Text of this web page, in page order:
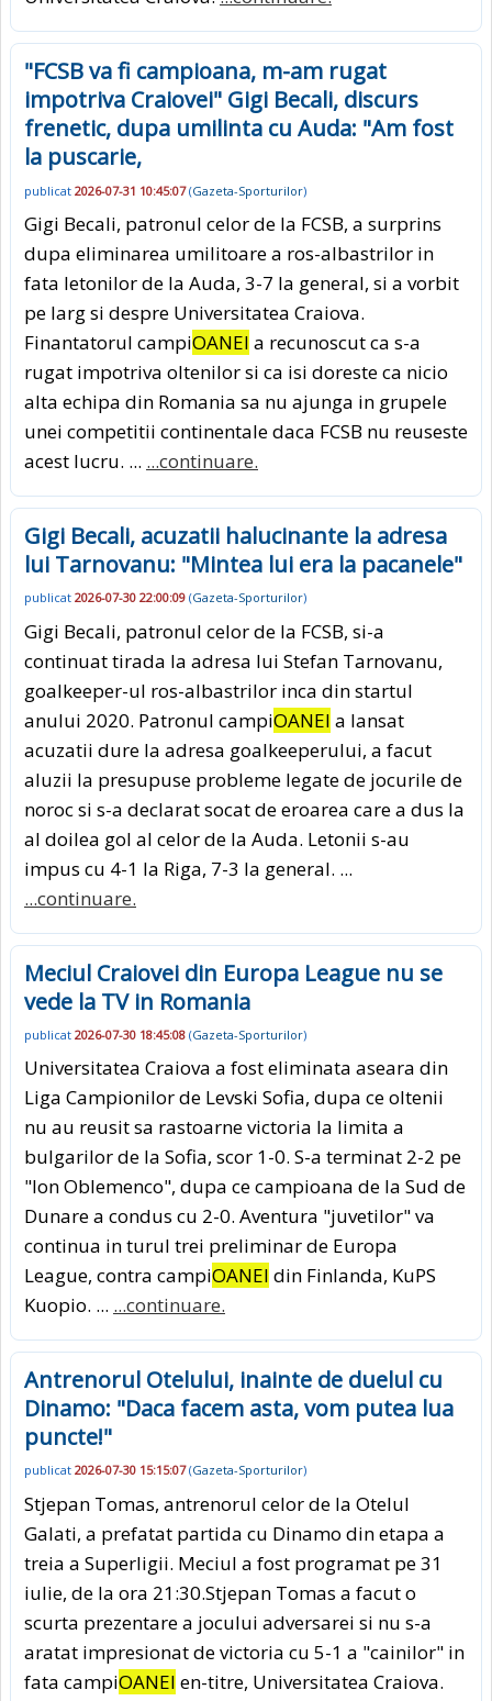
"FCSB va fi campioana, m-am rugat
impotriva Craiovei" Gigi Becali, discurs
frenetic, dupa umilinta cu Auda: "Am fost
la puscarie,
publicat 2026-07-31 10:45:07(Gazeta-Sporturilor)
Gigi Becali, patronul celor de la FCSB, a surprins
dupa eliminarea umilitoare a ros-albastrilor in
fata letonilor de la Auda, 3-7 la general, si a vorbit
pe larg si despre Universitatea Craiova.
Finantatorul campiOANEI a recunoscut ca s-a
rugat impotriva oltenilor si ca isi doreste ca nicio
alta echipa din Romania sa nu ajunga in grupele
unei competitii continentale daca FCSB nu reuseste
acest lucru. ... ...continuare.
Gigi Becali, acuzatii halucinante la adresa
lui Tarnovanu: "Mintea lui era la pacanele"
publicat 2026-07-30 22:00:09 (Gazeta-Sporturilor)
Gigi Becali, patronul celor de la FCSB, si-a
continuat tirada la adresa lui Stefan Tarnovanu,
goalkeeper-ul ros-albastrilor inca din startul
anului 2020. Patronul campiOANEI a lansat
acuzatii dure la adresa goalkeeperului, a facut
aluzii la presupuse probleme legate de jocurile de
noroc si s-a declarat socat de eroarea care a dus la
al doilea gol al celor de la Auda. Letonii s-au
impus cu 4-1 la Riga, 7-3 la general. ...
...continuare.
Meciul Craiovei din Europa League nu se
vede la TV in Romania
publicat 2026-07-30 18:45:08 (Gazeta-Sporturilor)
Universitatea Craiova a fost eliminata aseara din
Liga Campionilor de Levski Sofia, dupa ce oltenii
nu au reusit sa rastoarne victoria la limita a
bulgarilor de la Sofia, scor 1-0. S-a terminat 2-2 pe
"Ion Oblemenco", dupa ce campioana de la Sud de
Dunare a condus cu 2-0. Aventura "juvetilor" va
continua in turul trei preliminar de Europa
League, contra campiOANEI din Finlanda, KuPS
Kuopio. ... ...continuare.
Antrenorul Otelului, inainte de duelul cu
Dinamo: "Daca facem asta, vom putea lua
puncte!"
publicat 2026-07-30 15:15:07(Gazeta-Sporturilor)
Stjepan Tomas, antrenorul celor de la Otelul
Galati, a prefatat partida cu Dinamo din etapa a
treia a Superligii. Meciul a fost programat pe 31
iulie, de la ora 21:30.Stjepan Tomas a facut o
scurta prezentare a jocului adversarei si nu s-a
aratat impresionat de victoria cu 5-1 a "cainilor" in
fata campiOANEI en-titre, Universitatea Craiova.